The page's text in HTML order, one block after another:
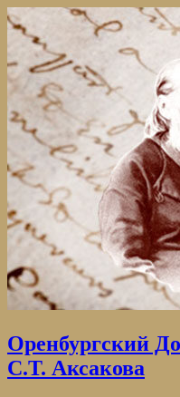
Оренбургский
С.Т. Аксакова